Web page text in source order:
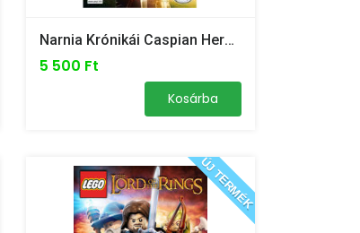
Narnia Krónikái Caspian Herceg - PC
5 500 Ft
Kosárba
ÚJ TERMÉK